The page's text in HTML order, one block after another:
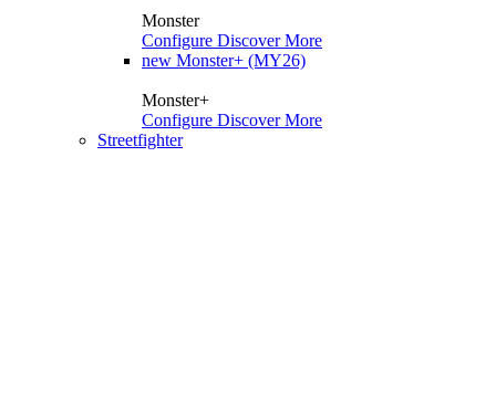
Monster
Configure Discover More
new Monster+ (MY26)
Monster+
Configure Discover More
Streetfighter